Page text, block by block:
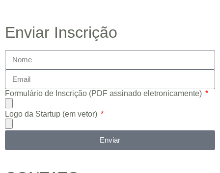
Enviar Inscrição
Formulário de Inscrição (PDF assinado eletronicamente)
Logo da Startup (em vetor)
Enviar